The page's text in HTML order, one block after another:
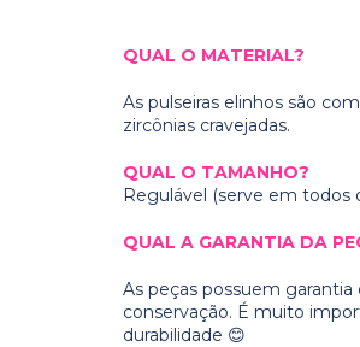
QUAL O MATERIAL?
As pulseiras elinhos são
zircônias cravejadas.
QUAL O TAMANHO?
Regulável (serve em todos
QUAL A GARANTIA DA
As peças possuem
conservação. É muito
durabilidade 😊